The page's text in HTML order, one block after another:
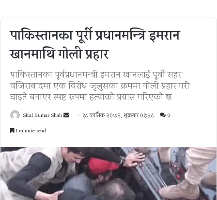
पाकिस्तानका पूर्री प्रधानमन्त्रि इमरान
खानमाथि गोली प्रहार
पाकिस्तानका पूर्वप्रधानमन्त्री इमरान खानलाई पूर्वी सहर
वजिराबादमा एक विरोध जुलुसका क्रममा गोली प्रहार गरी
घाइते बनाएर स्पष्ट रूपमा हत्याको प्रयास गरिएको छ
Sital Kumar Shah
Send १८ कार्तिक २०७९, शुक्रबार ०१:५८
0
1 minute read